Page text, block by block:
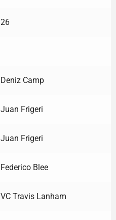
26
Deniz Camp
Juan Frigeri
Juan Frigeri
Federico Blee
VC Travis Lanham